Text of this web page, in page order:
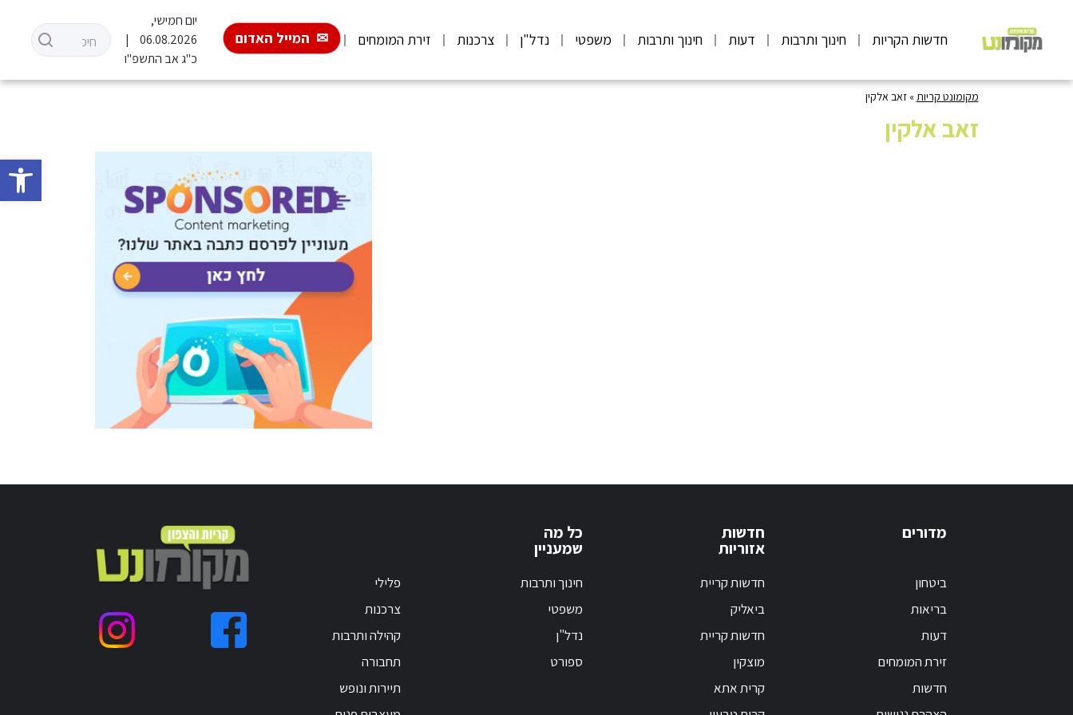
פתח
חדשות הקריות חינוך ותרבות דעות חינוך ותרבות משפטי נדל"ן צרכנות זירת המומחים המייל האדום
יום חמישי,
06.08.2026
כ"ג אב התשפ"ו
מקומונט קריות»זאב אלקין
זאב אלקין
מדורים
ביטחון
בריאות
דעות
זירת המומחים
חדשות
חדשות
אזוריות
חדשות קריית
ביאליק
חדשות קריית
מוצקין
קרית אתא
כל מה
שמעניין
חינוך ותרבות
משפטי
נדל"ן
ספורט
פלילי
צרכנות
קהילה ותרבות
תחבורה
תיירות ונופש